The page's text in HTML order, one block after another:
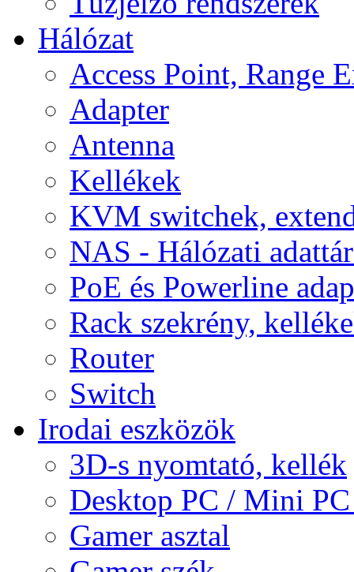
Hálózat
Access Point, Range
Adapter
Antenna
Kellékek
KVM switchek,
NAS - Hálózati
PoE és Powerline
Rack szekrény,
Router
Switch
Irodai eszközök
3D-s nyomtató, kellék
Desktop PC / Mini
Gamer asztal